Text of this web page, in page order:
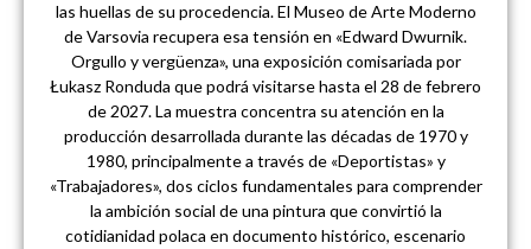
las huellas de su procedencia. El Museo de Arte Moderno
de Varsovia recupera esa tensión en «Edward Dwurnik.
Orgullo y vergüenza», una exposición comisariada por
Łukasz Ronduda que podrá visitarse hasta el 28 de febrero
de 2027. La muestra concentra su atención en la
producción desarrollada durante las décadas de 1970 y
1980, principalmente a través de «Deportistas» y
«Trabajadores», dos ciclos fundamentales para comprender
la ambición social de una pintura que convirtió la
cotidianidad polaca en documento histórico, escenario